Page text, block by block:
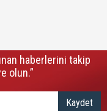
haberlerini takip
olun.”
Kaydet